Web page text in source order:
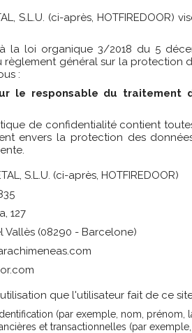
S.L.U. (ci-après,
la loi organique 3/2018 du 5
règlement général sur la protection
:
le responsable du
de confidentialité contient
envers la protection des
S.L.U. (ci-après, HOTFIREDOOR)
127
Vallès (08290 - Barcelone)
que l'utilisateur fait de ce
(par exemple, nom, prénom,
et transactionnelles (par